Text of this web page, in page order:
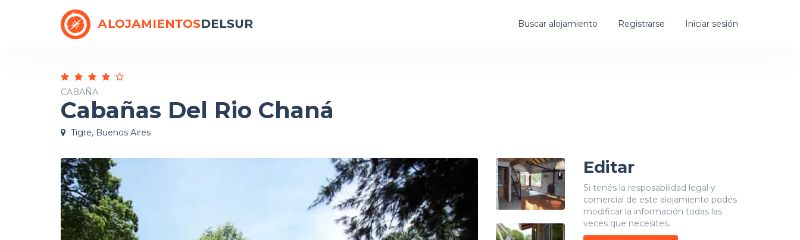
Buscar alojamiento Registrarse Iniciar sesión
CABAÑA
Cabañas Del Rio Chaná
Tigre, Buenos Aires
Editar
Si tenés la resposabilidad legal y
comercial de este alojamiento podés
modificar la información todas las
veces que necesites.